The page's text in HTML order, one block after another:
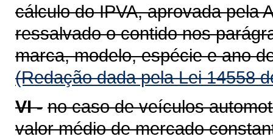
cálculo do IPVA, aprovada pela
ressalvado o contido nos
marca, modelo, espécie e ano
(Redação dada pela Lei 14558
VI - no caso de veículos
valor médio de mercado